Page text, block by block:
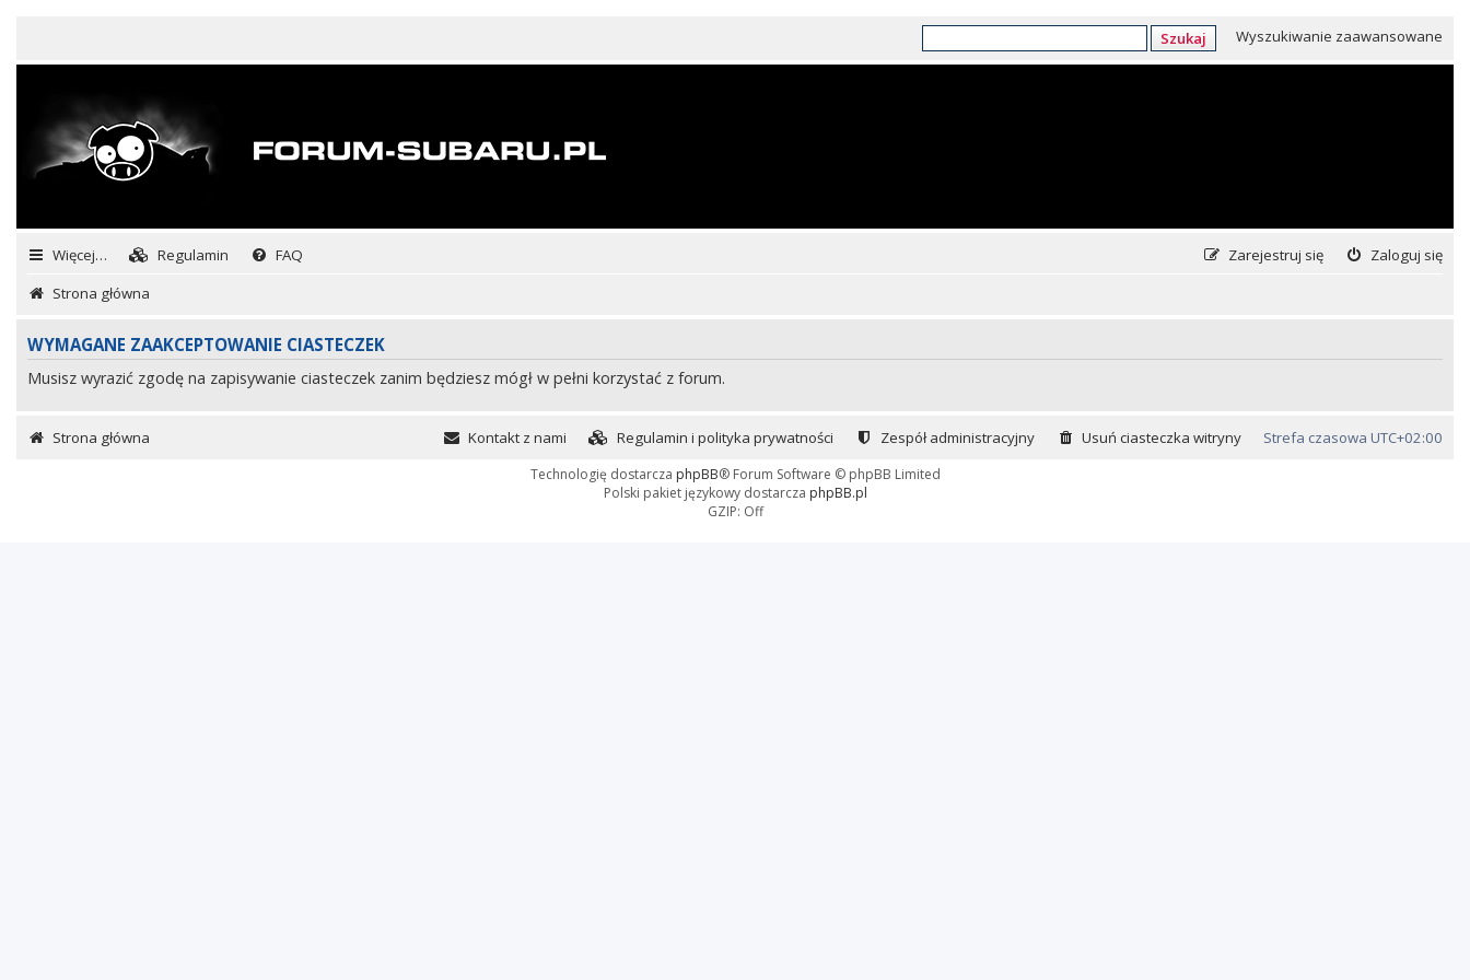
Szukaj Wyszukiwanie zaawansowane
Więcej… Regulamin FAQ Zaloguj się
Zarejestruj się
Strona główna
WYMAGANE ZAAKCEPTOWANIE CIASTECZEK
Musisz wyrazić zgodę na zapisywanie ciasteczek zanim będziesz mógł w pełni korzystać z forum.
Strona główna Strefa czasowa UTC+02:00
Usuń ciasteczka witryny
Zespół administracyjny
Regulamin i polityka prywatności
Kontakt z nami
Technologię dostarcza phpBB® Forum Software © phpBB Limited
Polski pakiet językowy dostarcza phpBB.pl
GZIP: Off